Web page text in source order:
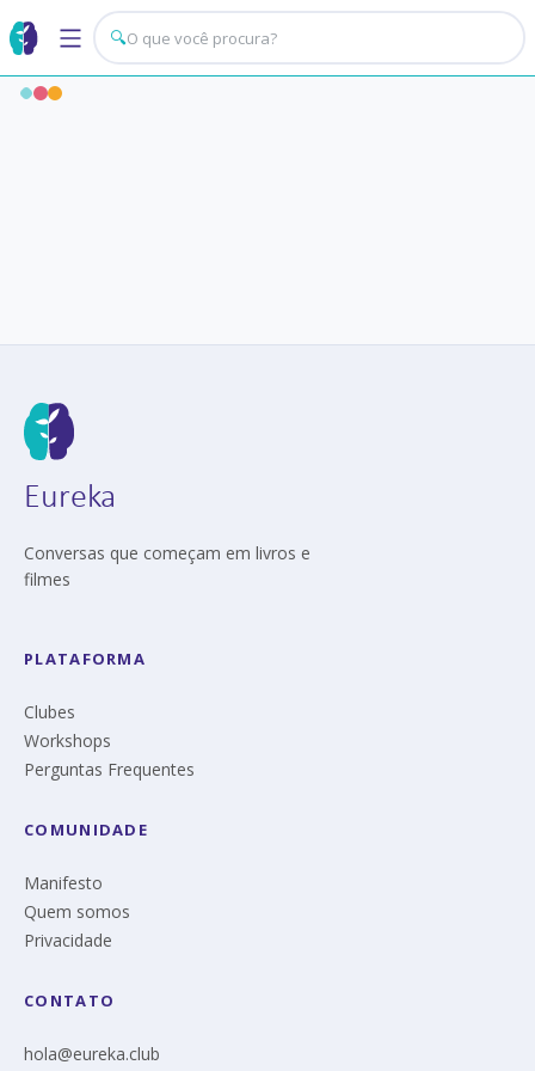
🔍
Eureka
Conversas que começam em livros e
filmes
PLATAFORMA
Clubes
Workshops
Perguntas Frequentes
COMUNIDADE
Manifesto
Quem somos
Privacidade
CONTATO
hola@eureka.club